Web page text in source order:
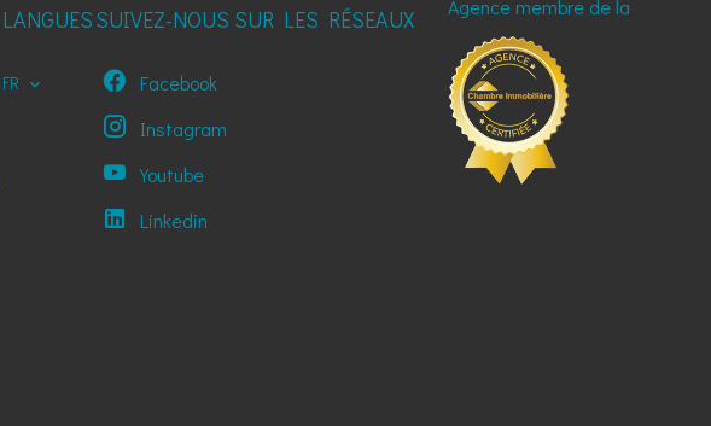
LANGUES
FR
SUIVEZ-NOUS SUR LES RÉSEAUX
Facebook
Instagram
Youtube
Linkedin
Agence membre de la